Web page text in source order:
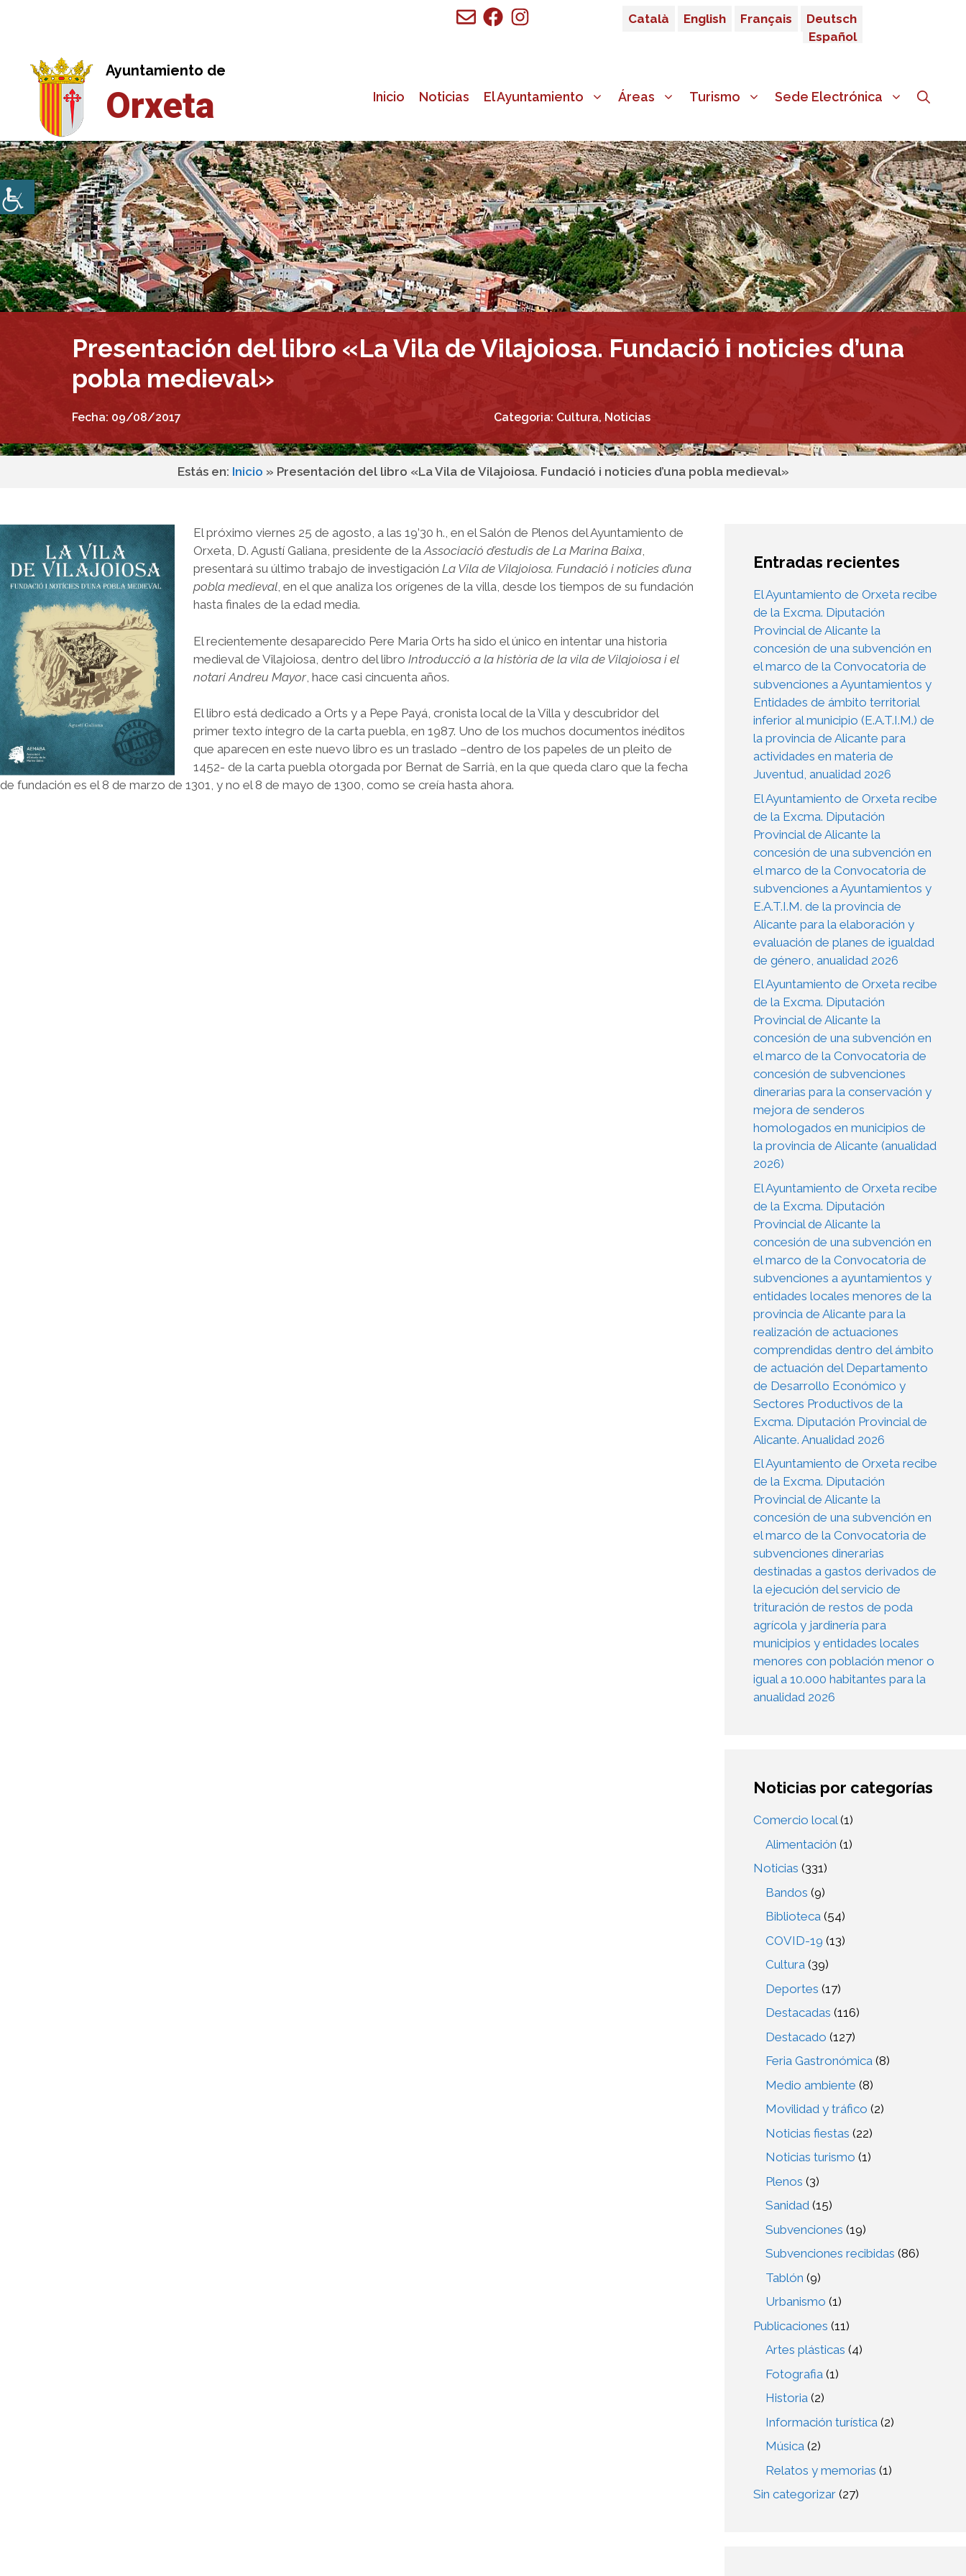
Català English Français
Deutsch
Español
Ayuntamiento de
Orxeta Inicio Noticias El Ayuntamiento Áreas Turismo Sede Electrónica
Presentación del libro «La Vila de Vilajoiosa. Fundació i noticies d’una
pobla medieval»
Fecha: 09/08/2017 Categoria: Cultura, Noticias
Estás en: Inicio » Presentación del libro «La Vila de Vilajoiosa. Fundació i noticies d’una pobla medieval»
El próximo viernes 25 de agosto, a las 19’30 h., en el Salón de Plenos del Ayuntamiento de
Orxeta, D. Agustí Galiana, presidente de laAssociació d’estudis de La Marina Baixa,
presentará su último trabajo de investigación La Vila de Vilajoiosa. Fundació i noticies d’una
pobla medieval, en el que analiza los orígenes de la villa, desde los tiempos de su fundación
hasta finales de la edad media.
El recientemente desaparecido Pere Maria Orts ha sido el único en intentar una historia
medieval de Vilajoiosa, dentro del libro Introducció a la història de la vila de Vilajoiosa i el
notari Andreu Mayor, hace casi cincuenta años.
El libro está dedicado a Orts y a Pepe Payá, cronista local de la Villa y descubridor del
primer texto íntegro de la carta puebla, en 1987. Uno de los muchos documentos inéditos
que aparecen en este nuevo libro es un traslado –dentro de los papeles de un pleito de
1452- de la carta puebla otorgada por Bernat de Sarrià, en la que queda claro que la fecha
de fundación es el 8 de marzo de 1301, y no el 8 de mayo de 1300, como se creía hasta ahora.
Entradas recientes
El Ayuntamiento de Orxeta recibe
de la Excma. Diputación
Provincial de Alicante la
concesión de una subvención en
el marco de la Convocatoria de
subvenciones a Ayuntamientos y
Entidades de ámbito territorial
inferior al municipio (E.A.T.I.M.) de
la provincia de Alicante para
actividades en materia de
Juventud, anualidad 2026
El Ayuntamiento de Orxeta recibe
de la Excma. Diputación
Provincial de Alicante la
concesión de una subvención en
el marco de la Convocatoria de
subvenciones a Ayuntamientos y
E.A.T.I.M. de la provincia de
Alicante para la elaboración y
evaluación de planes de igualdad
de género, anualidad 2026
El Ayuntamiento de Orxeta recibe
de la Excma. Diputación
Provincial de Alicante la
concesión de una subvención en
el marco de la Convocatoria de
concesión de subvenciones
dinerarias para la conservación y
mejora de senderos
homologados en municipios de
la provincia de Alicante (anualidad
2026)
El Ayuntamiento de Orxeta recibe
de la Excma. Diputación
Provincial de Alicante la
concesión de una subvención en
el marco de la Convocatoria de
subvenciones a ayuntamientos y
entidades locales menores de la
provincia de Alicante para la
realización de actuaciones
comprendidas dentro del ámbito
de actuación del Departamento
de Desarrollo Económico y
Sectores Productivos de la
Excma. Diputación Provincial de
Alicante. Anualidad 2026
El Ayuntamiento de Orxeta recibe
de la Excma. Diputación
Provincial de Alicante la
concesión de una subvención en
el marco de la Convocatoria de
subvenciones dinerarias
destinadas a gastos derivados de
la ejecución del servicio de
trituración de restos de poda
agrícola y jardinería para
municipios y entidades locales
menores con población menor o
igual a 10.000 habitantes para la
anualidad 2026
Noticias por categorías
Comercio local(1)
Alimentación (1)
Noticias (331)
Bandos (9)
Biblioteca (54)
COVID-19 (13)
Cultura (39)
Deportes (17)
Destacadas (116)
Destacado (127)
Feria Gastronómica (8)
Medio ambiente (8)
Movilidad y tráfico (2)
Noticias fiestas (22)
Noticias turismo (1)
Plenos (3)
Sanidad (15)
Subvenciones (19)
Subvenciones recibidas (86)
Tablón (9)
Urbanismo (1)
Publicaciones (11)
Artes plásticas (4)
Fotografia (1)
Historia (2)
Información turística (2)
Música (2)
Relatos y memorias (1)
Sin categorizar (27)